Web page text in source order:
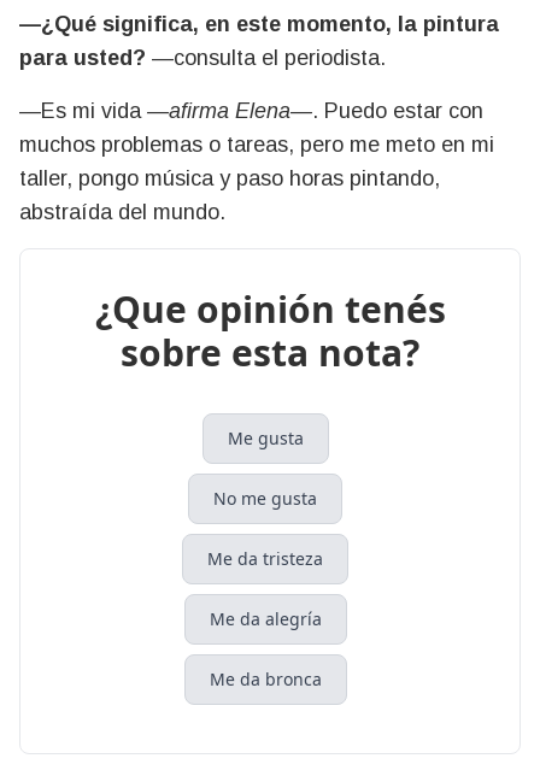
—¿Qué significa, en este momento, la pintura
para usted? —consulta el periodista.
—Es mi vida —afirma Elena—. Puedo estar con
muchos problemas o tareas, pero me meto en mi
taller, pongo música y paso horas pintando,
abstraída del mundo.
¿Que opinión tenés
sobre esta nota?
Me gusta
No me gusta
Me da tristeza
Me da alegría
Me da bronca